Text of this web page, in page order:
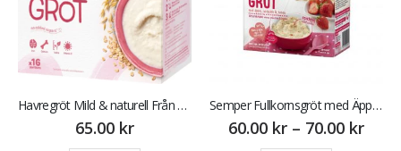
Havregröt Mild & naturell Från 4m 16 port 480g Semper 森宝 瑞典 麦粥4月
65.00 kr
Semper Fullkornsgröt med Äpple Jordgubb & Banan 24M 470 g 森宝 瑞典香蕉草莓苹果麦粥2岁
60.00 kr – 70.00 kr